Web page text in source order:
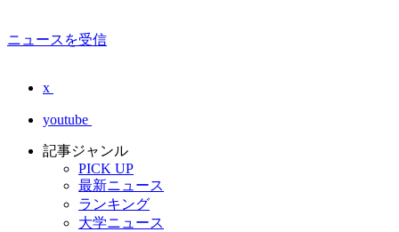
ニュースを受信
x
youtube
記事ジャンル
PICK UP
最新ニュース
ランキング
大学ニュース